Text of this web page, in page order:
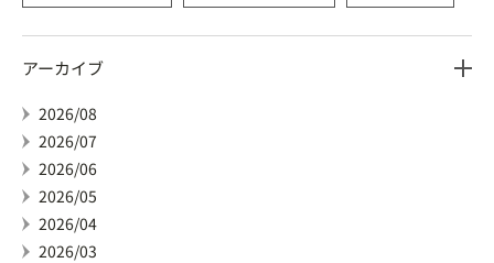
アーカイブ
2026/08
2026/07
2026/06
2026/05
2026/04
2026/03